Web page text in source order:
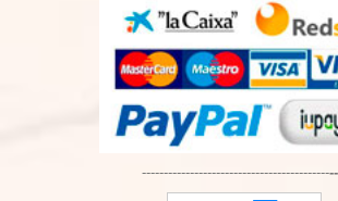
-------------------------------------------